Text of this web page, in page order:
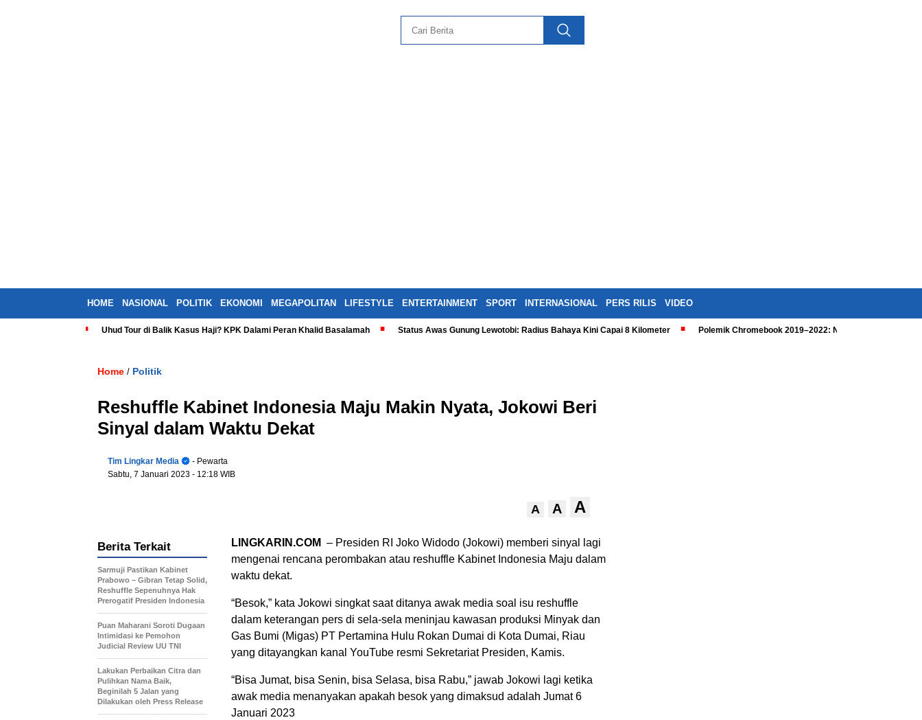
HOME NASIONAL POLITIK EKONOMI MEGAPOLITAN LIFESTYLE ENTERTAINMENT SPORT INTERNASIONAL PERS RILIS VIDEO
Uhud Tour di Balik Kasus Haji? KPK Dalami Peran Khalid Basalamah Status Awas Gunung Lewotobi: Radius Bahaya Kini Capai 8 Kilometer Polemik Chromebook 2019–2022: Nadiem Dipanggil,
Home / Politik
Reshuffle Kabinet Indonesia Maju Makin Nyata, Jokowi Beri
Sinyal dalam Waktu Dekat
Tim Lingkar Media
- Pewarta
Sabtu, 7 Januari 2023 - 12:18 WIB
A A A
LINGKARIN.COM – Presiden RI Joko Widodo (Jokowi) memberi sinyal lagi
mengenai rencana perombakan atau reshuffle Kabinet Indonesia Maju dalam
waktu dekat.
“Besok,” kata Jokowi singkat saat ditanya awak media soal isu reshuffle
dalam keterangan pers di sela-sela meninjau kawasan produksi Minyak dan
Gas Bumi (Migas) PT Pertamina Hulu Rokan Dumai di Kota Dumai, Riau
yang ditayangkan kanal YouTube resmi Sekretariat Presiden, Kamis.
“Bisa Jumat, bisa Senin, bisa Selasa, bisa Rabu,” jawab Jokowi lagi ketika
awak media menanyakan apakah besok yang dimaksud adalah Jumat 6
Januari 2023
Berita Terkait
Sarmuji Pastikan Kabinet
Prabowo – Gibran Tetap Solid,
Reshuffle Sepenuhnya Hak
Prerogatif Presiden Indonesia
Puan Maharani Soroti Dugaan
Intimidasi ke Pemohon
Judicial Review UU TNI
Lakukan Perbaikan Citra dan
Pulihkan Nama Baik,
Beginilah 5 Jalan yang
Dilakukan oleh Press Release